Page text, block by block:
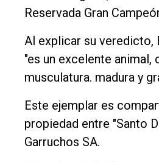
Reservada Gran
Al explicar su veredicto,
"es un excelente animal,
musculatura. madura y
Este ejemplar es
propiedad entre "Santo
Garruchos SA.